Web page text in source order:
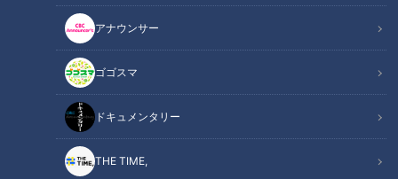
アナウンサー
ゴゴスマ
ドキュメンタリー
THE TIME,
関連リンク この記事をradiko（ラジコ）で聴く
心配ごとの96％は問題ない
後悔は悪いことばかりではない
自分探しに意味はない
オススメ関連コンテンツ